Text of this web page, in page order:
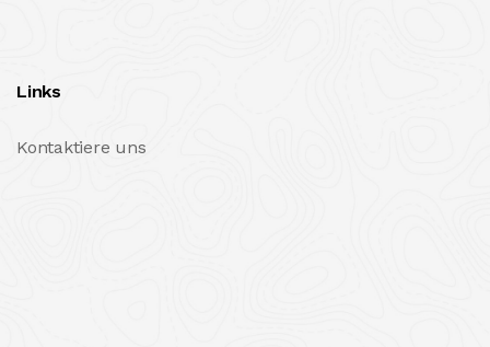
Links
Kontaktiere uns